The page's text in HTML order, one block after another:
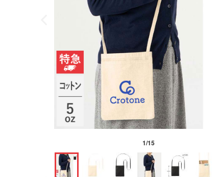
1/15